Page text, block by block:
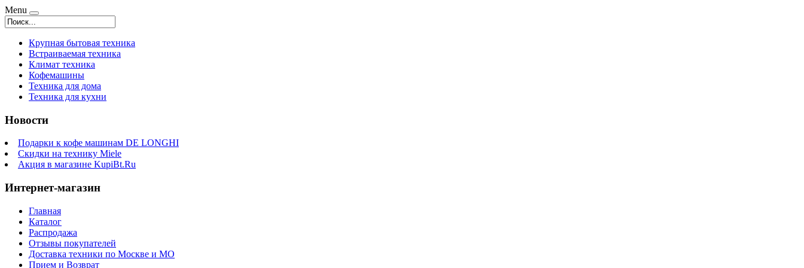
Menu
Крупная бытовая техника
Встраиваемая техника
Климат техника
Кофемашины
Техника для дома
Техника для кухни
Новости
Подарки к кофе машинам DE LONGHI
Скидки на технику Miele
Акция в магазине KupiBt.Ru
Интернет-магазин
Главная
Каталог
Распродажа
Отзывы покупателей
Доставка техники по Москве и МО
Прием и Возврат